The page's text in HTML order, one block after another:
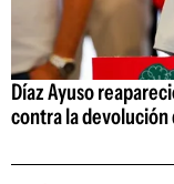
Díaz Ayuso
contra la devolución